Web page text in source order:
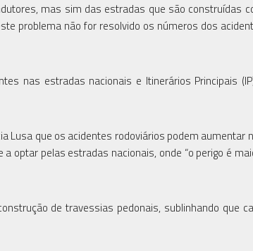
mas sim das estradas que são construídas
problema não for resolvido os números dos
nas estradas nacionais e Itinerários Principais
Lusa que os acidentes rodoviários podem aumentar
pelas estradas nacionais, onde “o perigo é
de travessias pedonais, sublinhando que